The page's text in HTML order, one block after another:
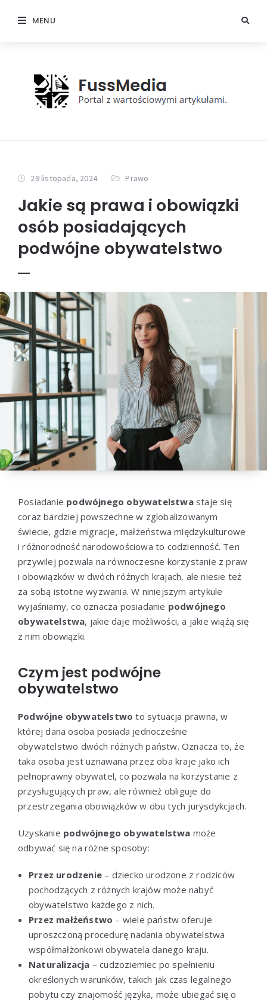
MENU
29 listopada, 2024 Prawo
Jakie są prawa i obowiązki
osób posiadających
podwójne obywatelstwo
Posiadanie podwójnego obywatelstwastaje się
coraz bardziej powszechne w zglobalizowanym
świecie, gdzie migracje, małżeństwa międzykulturowe
i różnorodność narodowościowa to codzienność. Ten
przywilej pozwala na równoczesne korzystanie z praw
i obowiązków w dwóch różnych krajach, ale niesie też
za sobą istotne wyzwania. W niniejszym artykule
wyjaśniamy, co oznacza posiadanie podwójnego
obywatelstwa, jakie daje możliwości, a jakie wiążą się
z nim obowiązki.
Czym jest podwójne
obywatelstwo
Podwójne obywatelstwo to sytuacja prawna, w
której dana osoba posiada jednocześnie
obywatelstwo dwóch różnych państw. Oznacza to, że
taka osoba jest uznawana przez oba kraje jako ich
pełnoprawny obywatel, co pozwala na korzystanie z
przysługujących praw, ale również obliguje do
przestrzegania obowiązków w obu tych jurysdykcjach.
Uzyskanie podwójnego obywatelstwa może
odbywać się na różne sposoby:
Przez urodzenie – dziecko urodzone z rodziców
pochodzących z różnych krajów może nabyć
obywatelstwo każdego z nich.
Przez małżeństwo – wiele państw oferuje
uproszczoną procedurę nadania obywatelstwa
współmałżonkowi obywatela danego kraju.
Naturalizacja – cudzoziemiec po spełnieniu
określonych warunków, takich jak czas legalnego
pobytu czy znajomość języka, może ubiegać się o